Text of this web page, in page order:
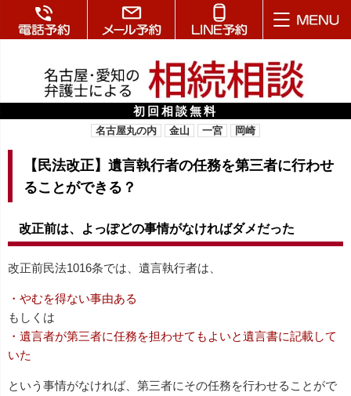
初回相談無料
名古屋丸の内 金山 一宮 岡崎
【民法改正】遺言執行者の任務を第三者に行わせ
ることができる？
改正前は、よっぽどの事情がなければダメだった
改正前民法1016条では、遺言執行者は、
・やむを得ない事由ある
もしくは
・遺言者が第三者に任務を担わせてもよいと遺言書に記載して
いた
という事情がなければ、第三者にその任務を行わせることがで